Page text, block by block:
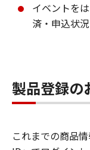
イベントを
済・申込状
製品登録の
これまでの商品